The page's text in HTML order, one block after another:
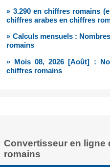
» 3.290 en chiffres romains
chiffres arabes en chiffres
» Calculs mensuels :
romains
» Mois 08, 2026 [Août] :
chiffres romains
Convertisseur en ligne
romains